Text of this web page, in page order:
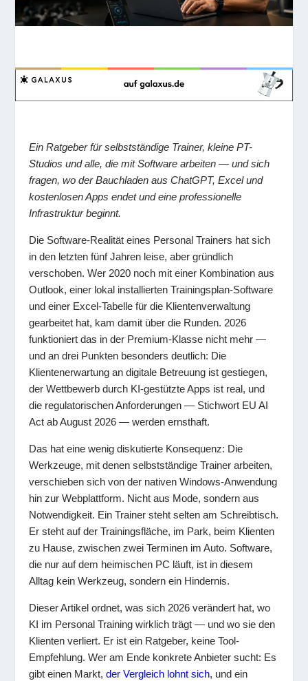
Ein Ratgeber für selbstständige Trainer, kleine PT-
Studios und alle, die mit Software arbeiten — und sich
fragen, wo der Bauchladen aus ChatGPT, Excel und
kostenlosen Apps endet und eine professionelle
Infrastruktur beginnt.
Die Software-Realität eines Personal Trainers hat sich
in den letzten fünf Jahren leise, aber gründlich
verschoben. Wer 2020 noch mit einer Kombination aus
Outlook, einer lokal installierten Trainingsplan-Software
und einer Excel-Tabelle für die Klientenverwaltung
gearbeitet hat, kam damit über die Runden. 2026
funktioniert das in der Premium-Klasse nicht mehr —
und an drei Punkten besonders deutlich: Die
Klientenerwartung an digitale Betreuung ist gestiegen,
der Wettbewerb durch KI-gestützte Apps ist real, und
die regulatorischen Anforderungen — Stichwort EU AI
Act ab August 2026 — werden ernsthaft.
Das hat eine wenig diskutierte Konsequenz: Die
Werkzeuge, mit denen selbstständige Trainer arbeiten,
verschieben sich von der nativen Windows-Anwendung
hin zur Webplattform. Nicht aus Mode, sondern aus
Notwendigkeit. Ein Trainer steht selten am Schreibtisch.
Er steht auf der Trainingsfläche, im Park, beim Klienten
zu Hause, zwischen zwei Terminen im Auto. Software,
die nur auf dem heimischen PC läuft, ist in diesem
Alltag kein Werkzeug, sondern ein Hindernis.
Dieser Artikel ordnet, was sich 2026 verändert hat, wo
KI im Personal Training wirklich trägt — und wo sie den
Klienten verliert. Er ist ein Ratgeber, keine Tool-
Empfehlung. Wer am Ende konkrete Anbieter sucht: Es
gibt einen Markt,der Vergleich lohnt sich, und ein